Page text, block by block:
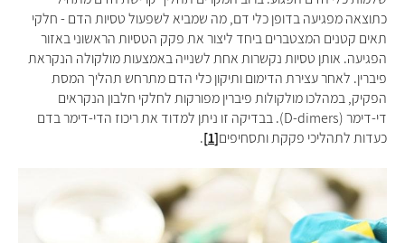
כתוצאה מפגיעה בדופן כלי דם, מה שמביא לשפעול טסיות הדם - חלקי
תאים קטנים המצטברים ביחד ליצור את פקק הטסיות הראשוני באזור
הפגיעה. אותן טסיות נקשרות אחת לשנייה באמצעות מולקולה הנקראת
פיברין. לאחר עצירת הדימום ותיקון כלי הדם מתרחש תהליך המסת
הפקיק, במהלכו מולקולות פיברין מפורקות לחלקי חלבון הנקראים
די-דימר (D-dimers). בבדיקה זו ניתן למדוד את ריכוז הדי-דימר בדם
כעדות לתהליכי פקקת ותסחיפים[1]
.